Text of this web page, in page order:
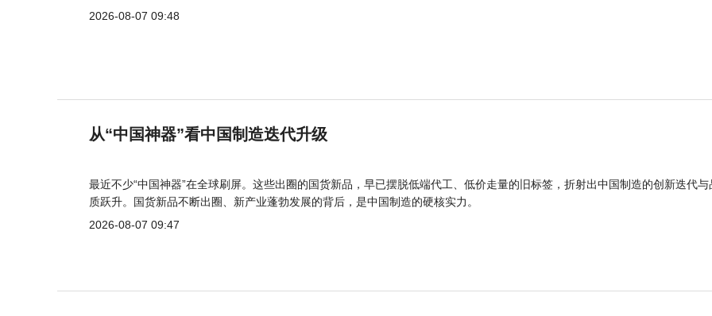
2026-08-07 09:48
从“中国神器”看中国制造迭代升级
最近不少“中国神器”在全球刷屏。这些出圈的国货新品，早已摆脱低端代工、低价走量的旧标签，折射出中国制造的创新迭代与
质跃升。国货新品不断出圈、新产业蓬勃发展的背后，是中国制造的硬核实力。
2026-08-07 09:47